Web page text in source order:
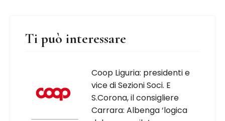
Ti può interessare
Coop Liguria: presidenti e
vice di Sezioni Soci. E
S.Corona, il consigliere
Carrara: Albenga ‘logica